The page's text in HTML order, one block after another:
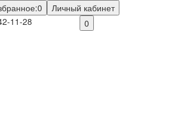
Личный кабинет
0
11-28
0